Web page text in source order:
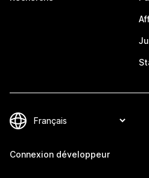
Connexion développeur